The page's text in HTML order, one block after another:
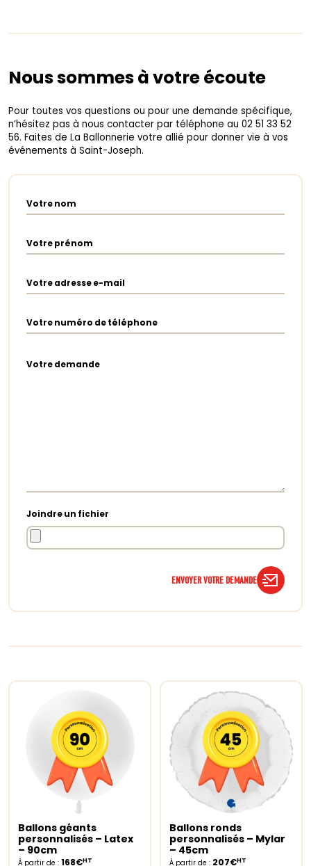
Nous sommes à votre écoute
Pour toutes vos questions ou pour une demande spécifique,
n’hésitez pas à nous contacter par téléphone au 02 51 33 52
56. Faites de La Ballonnerie votre allié pour donner vie à vos
événements à Saint-Joseph.
Votre nom
Votre prénom
Votre adresse e-mail
Votre numéro de téléphone
Votre demande
Joindre un fichier
ENVOYER VOTRE DEMANDE
Select options
Ballons géants
personnalisés – Latex
– 90cm
À partir de : 168€HT
Select options
Ballons ronds
personnalisés – Mylar
– 45cm
À partir de : 207€HT